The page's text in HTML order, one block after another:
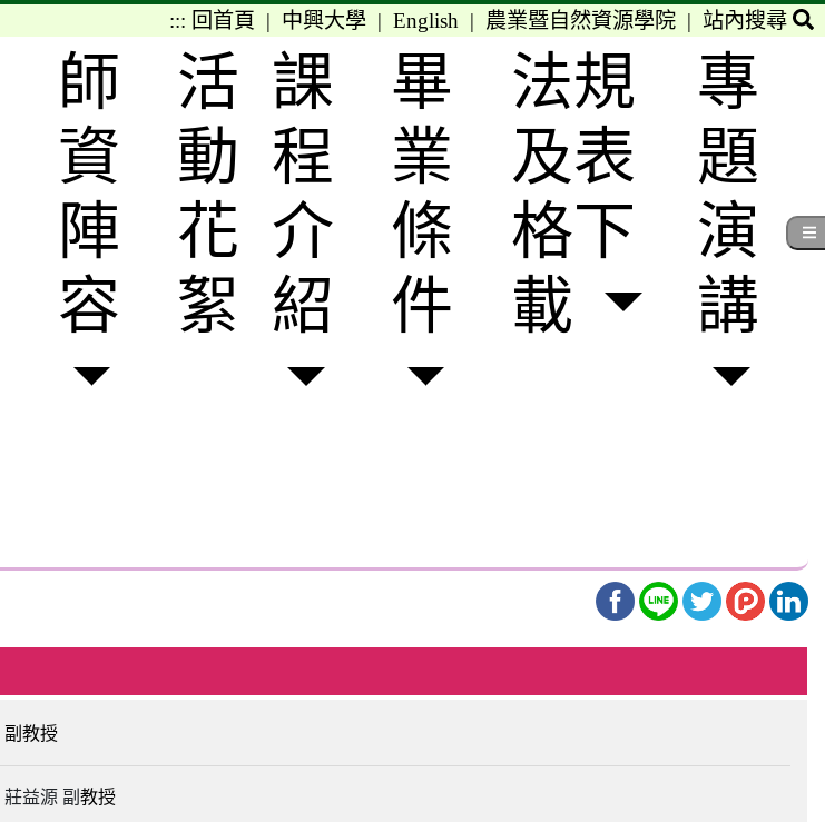
::: 回首頁 | 中興大學| English | 農業暨自然資源學院| 站內搜尋
師
資
陣
容
活
動
花
絮
課
程
介
紹
畢
業
條
件
法規
及表
格下
載
專
題
演
講
副教授
莊益源 副 教授